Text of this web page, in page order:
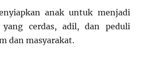
anak untuk menjadi
yang cerdas, adil, dan peduli
dan masyarakat.